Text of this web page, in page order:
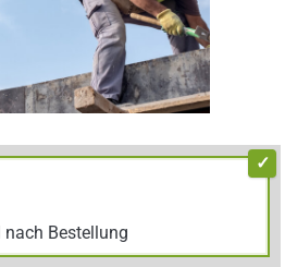
Bestellung